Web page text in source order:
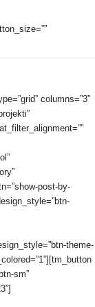
columns=”3”
post-by-
theme-
sm”